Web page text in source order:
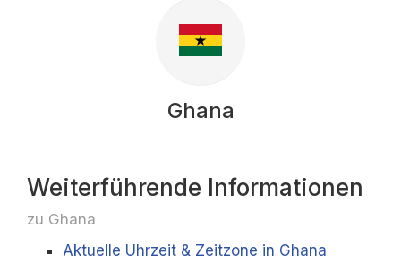
Ghana
Weiterführende Informationen
zu Ghana
Aktuelle Uhrzeit & Zeitzone in Ghana